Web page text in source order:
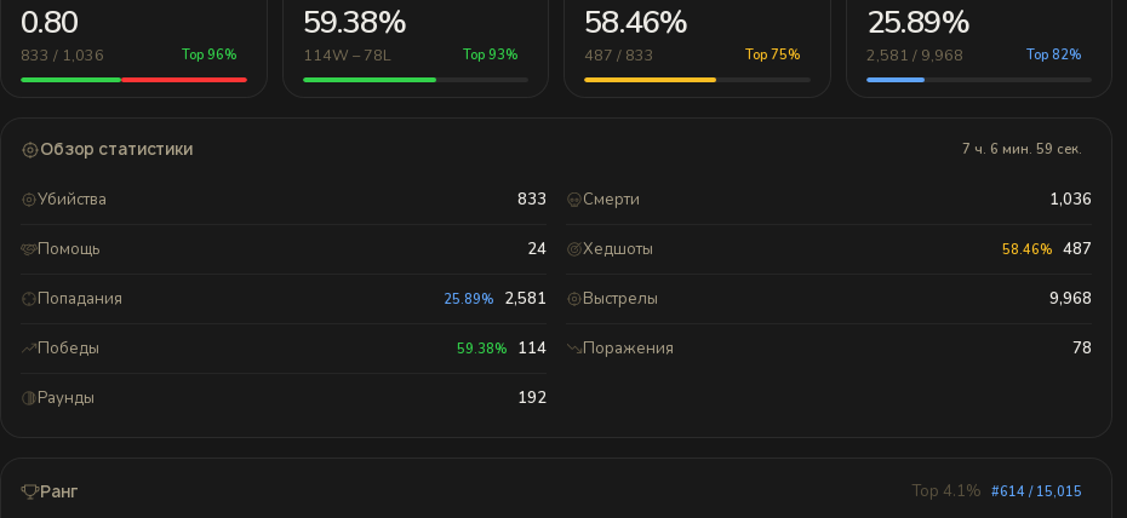
0.80
833 / 1,036 Top 96%
59.38%
114W – 78L Top 93%
58.46%
487 / 833 Top 75%
25.89%
2,581 / 9,968 Top 82%
Обзор статистики 7 ч. 6 мин. 59 сек.
Убийства 833 Смерти 1,036
Помощь 24 Хедшоты 58.46% 487
Попадания 25.89% 2,581 Выстрелы 9,968
Победы 59.38% 114 Поражения 78
Раунды 192
Ранг Top 4.1% #614 / 15,015